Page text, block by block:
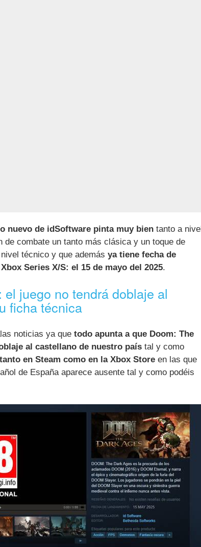
lo nuevo de idSoftware pinta muy bien tanto a nivel
de combate un tanto más clásica y un toque de
técnico y que además ya tiene fecha de
Series X/S: el 15 de mayo del 2025.
juego no tendrá doblaje al
ficha técnica
noticias ya que todo apunta a que Doom: The
al castellano de nuestro país tal y como
en Steam como en la Xbox Store en las que
de España aparece ausente tal y como podéis